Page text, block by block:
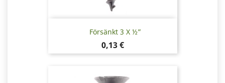
Försänkt 3 X ½”
Pris
0,13 €